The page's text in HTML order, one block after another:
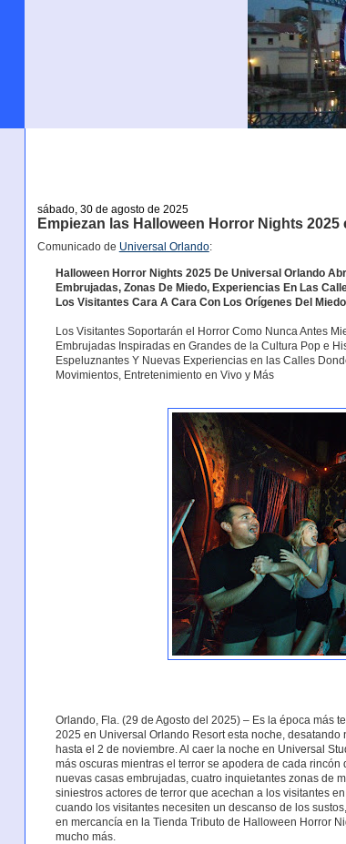
sábado, 30 de agosto de 2025
Empiezan las Halloween Horror Nights
Comunicado de Universal Orlando:
Halloween Horror Nights 2025 De Universal Orlando
Embrujadas, Zonas De Miedo, Experiencias En Las
Los Visitantes Cara A Cara Con Los Orígenes Del Miedo
Los Visitantes Soportarán el Horror Como Nunca Antes
Embrujadas Inspiradas en Grandes de la Cultura Pop e
Espeluznantes Y Nuevas Experiencias en las Calles
Movimientos, Entretenimiento en Vivo y Más
Orlando, Fla. (29 de Agosto del 2025) – Es la época más
2025 en Universal Orlando Resort esta noche,
hasta el 2 de noviembre. Al caer la noche en Universal
más oscuras mientras el terror se apodera de cada
nuevas casas embrujadas, cuatro inquietantes zonas de
siniestros actores de terror que acechan a los visitantes
cuando los visitantes necesiten un descanso de los
en mercancía en la Tienda Tributo de Halloween Horror
mucho más.